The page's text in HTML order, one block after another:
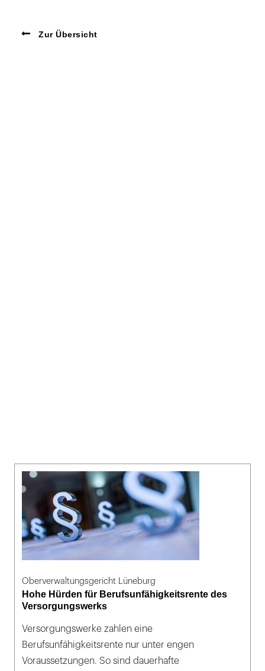
Zur Übersicht
Oberverwaltungsgericht Lüneburg
Hohe Hürden für Berufsunfähigkeitsrente des
Versorgungswerks
Versorgungswerke zahlen eine
Berufsunfähigkeitsrente nur unter engen
Voraussetzungen. So sind dauerhafte